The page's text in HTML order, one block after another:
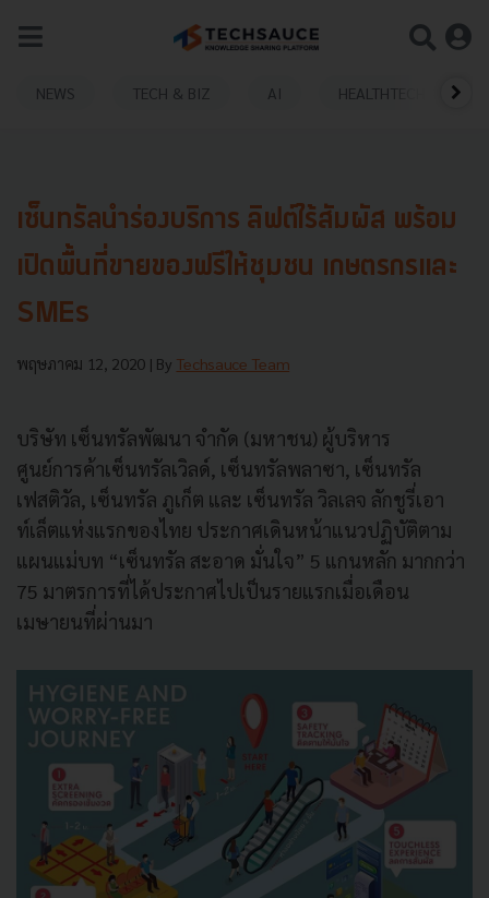
NEWS TECH & BIZ AI HEALTHTECH
เซ็นทรัลนำร่องบริการ ลิฟต์ไร้สัมผัส พร้อม
เปิดพื้นที่ขายของฟรีให้ชุมชน เกษตรกรและ
SMEs
พฤษภาคม 12, 2020 | By Techsauce Team
บริษัท เซ็นทรัลพัฒนา จำกัด (มหาชน) ผู้บริหาร
ศูนย์การค้าเซ็นทรัลเวิลด์, เซ็นทรัลพลาซา, เซ็นทรัล
เฟสติวัล, เซ็นทรัล ภูเก็ต และ เซ็นทรัล วิลเลจ ลักชูรี่เอา
ท์เล็ตแห่งแรกของไทย ประกาศเดินหน้าแนวปฏิบัติตาม
แผนแม่บท “เซ็นทรัล สะอาด มั่นใจ” 5 แกนหลัก มากกว่า
75 มาตรการที่ได้ประกาศไปเป็นรายแรกเมื่อเดือน
เมษายนที่ผ่านมา